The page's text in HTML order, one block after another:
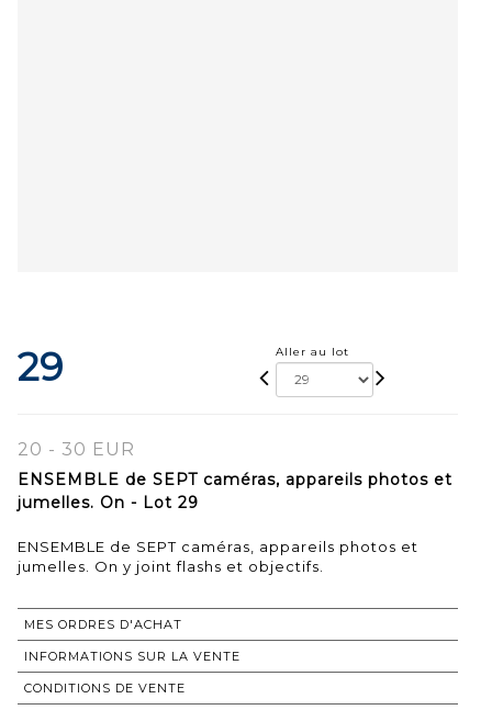
29 Aller au lot
20 - 30 EUR
ENSEMBLE de SEPT caméras, appareils photos et
jumelles. On - Lot 29
ENSEMBLE de SEPT caméras, appareils photos et
jumelles. On y joint flashs et objectifs.
MES ORDRES D'ACHAT
INFORMATIONS SUR LA VENTE
CONDITIONS DE VENTE